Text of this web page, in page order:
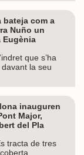
bateja com a
Nuño un
Eugènia
que s’ha
la seu
inauguren
Major,
del Pla
tracta de tres